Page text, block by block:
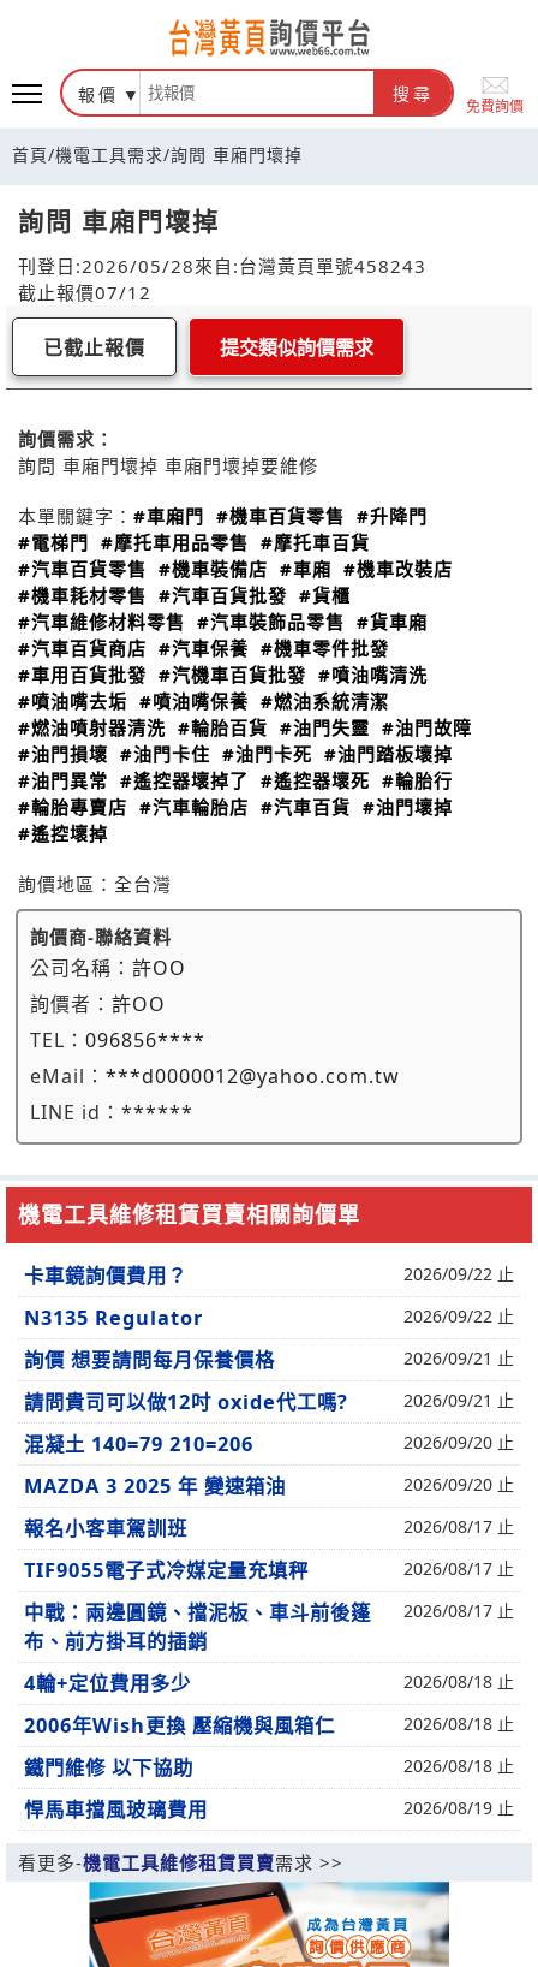
報價 搜尋
免費詢價
首頁/機電工具需求/詢問 車廂門壞掉
詢問 車廂門壞掉
刊登日:2026/05/28來自:台灣黃頁單號458243
截止報價07/12
已截止報價 提交類似詢價需求
詢價需求：
詢問 車廂門壞掉 車廂門壞掉要維修
本單關鍵字： #車廂門 #機車百貨零售 #升降門
#電梯門 #摩托車用品零售 #摩托車百貨
#汽車百貨零售 #機車裝備店 #車廂 #機車改裝店
#機車耗材零售 #汽車百貨批發 #貨櫃
#汽車維修材料零售 #汽車裝飾品零售 #貨車廂
#汽車百貨商店 #汽車保養 #機車零件批發
#車用百貨批發 #汽機車百貨批發 #噴油嘴清洗
#噴油嘴去垢 #噴油嘴保養 #燃油系統清潔
#燃油噴射器清洗 #輪胎百貨 #油門失靈 #油門故障
#油門損壞 #油門卡住 #油門卡死 #油門踏板壞掉
#油門異常 #遙控器壞掉了 #遙控器壞死 #輪胎行
#輪胎專賣店 #汽車輪胎店 #汽車百貨 #油門壞掉
#遙控壞掉
詢價地區： 全台灣
詢價商-聯絡資料
公司名稱： 許OO
詢價者： 許OO
TEL： 096856****
eMail： ***d0000012@yahoo.com.tw
LINE id： ******
機電工具維修租賃買賣相關詢價單
卡車鏡詢價費用？ 2026/09/22 止
N3135 Regulator 2026/09/22 止
詢價 想要請問每月保養價格 2026/09/21 止
請問貴司可以做12吋 oxide代工嗎? 2026/09/21 止
混凝土 140=79 210=206 2026/09/20 止
MAZDA 3 2025 年 變速箱油 2026/09/20 止
報名小客車駕訓班 2026/08/17 止
TIF9055電子式冷媒定量充填秤 2026/08/17 止
中戰：兩邊圓鏡、擋泥板、車斗前後篷
布、前方掛耳的插銷
2026/08/17 止
4輪+定位費用多少 2026/08/18 止
2006年Wish更換 壓縮機與風箱仁 2026/08/18 止
鐵門維修 以下協助 2026/08/18 止
悍馬車擋風玻璃費用 2026/08/19 止
看更多-機電工具維修租賃買賣需求 >>